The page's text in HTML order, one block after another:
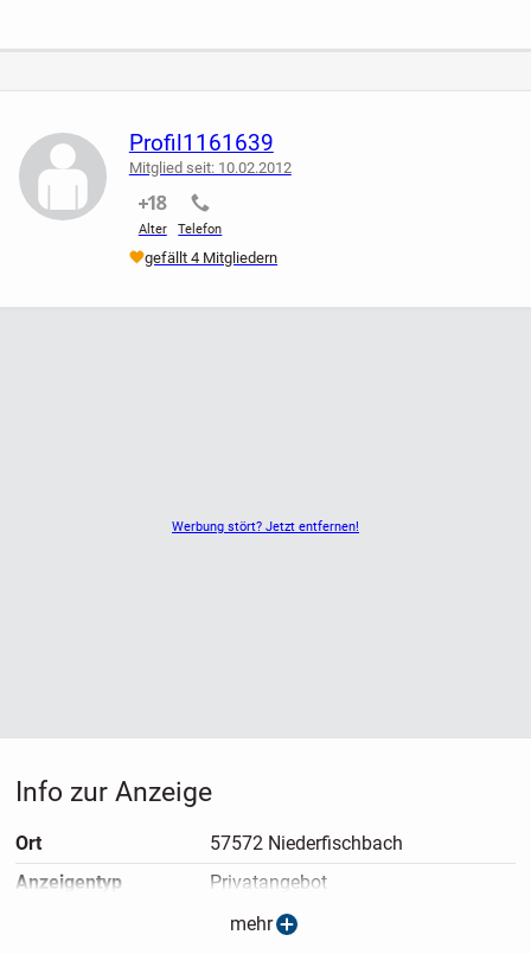
Etiketten sind neu, unbenutzt, sauber, heil, aus
ich verkaufe viele Artikel für die eigene Weinherstellung.
Ein Foto füge ich bei.
Preis bei Abholung VB 17€
Werbung stört? Jetzt entfernen!
Profil1161639
Mitglied seit: 10.02.2012
Alter
nicht verifiziert
Telefon
nicht verifiziert
gefällt 4 Mitgliedern
Info zur Anzeige
Ort
57572 Niederfischbach
Anzeigen­typ
Privatangebot
08.07.2026
mehr